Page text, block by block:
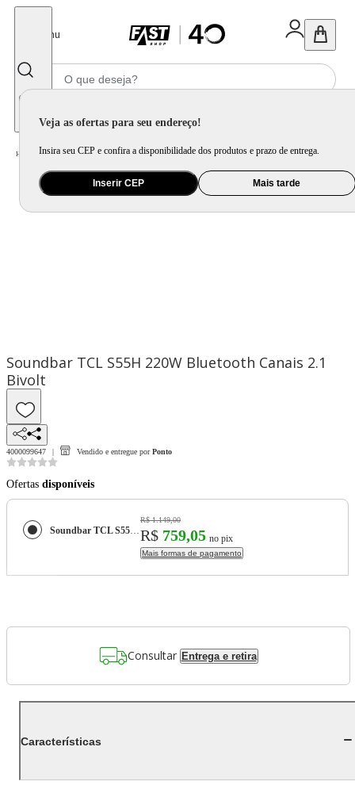
Menu
Veja as ofertas para seu endereço!
Insira seu CEP e confira a disponibilidade dos produtos e prazo de entrega.
Inserir CEP Mais tarde
Home Áudio / Soundbar e Receiver
Soundbar TCL S55H 220W Bluetooth Canais 2.1
Bivolt
4000099647 Vendido e entregue por Ponto
Ofertas disponíveis
Soundbar TCL S55H 220W Bluetooth Canais 2.1 Bivolt
R$ 1.149,00
R$ 759,05 no pix
Mais formas de pagamento
Consultar Entrega e retira
Características